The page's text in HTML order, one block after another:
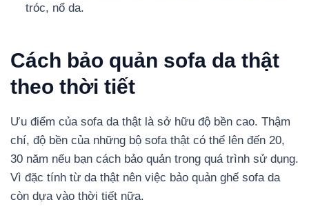
tróc, nổ da.
Cách bảo quản sofa da thật
theo thời tiết
Ưu điểm của sofa da thật là sở hữu độ bền cao. Thậm
chí, độ bền của những bộ sofa thật có thể lên đến 20,
30 năm nếu bạn cách bảo quản trong quá trình sử dụng.
Vì đặc tính từ da thật nên việc bảo quản ghế sofa da
còn dựa vào thời tiết nữa.